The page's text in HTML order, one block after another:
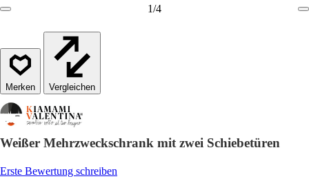
1/4
Vergleichen
Weißer Mehrzweckschrank mit zwei Schiebetüren
Erste Bewertung schreiben